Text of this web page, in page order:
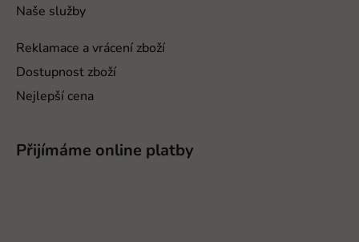
Naše služby
Reklamace a vrácení zboží
Dostupnost zboží
Nejlepší cena
Přijímáme online platby